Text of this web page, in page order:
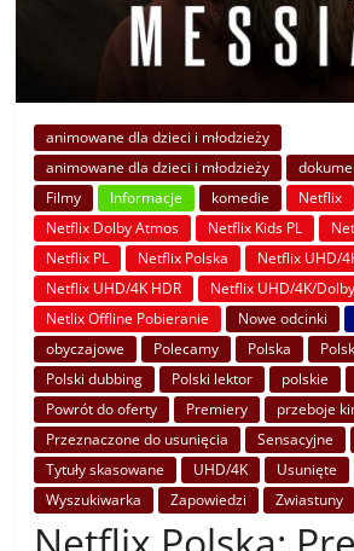
animowane dla dzieci i młodzieży
animowane dla dzieci i młodzieży
Filmy
Informacje komedie
Netflix
Netflix Dolby Atmos
Netflix Kids PL
Netflix PL
Netflix Polska
Netflix UHD/
Netflix UHD/4K HDR
Netflix UHD/4K/
Netlix Offline Pobieranie
Nowe odcinki
obyczajowe
Polecamy Polska
Polski dubbing
Polski lektor polskie
Powrót do oferty
Premiery
przeboje
Przeznaczone do usunięcia
Sensacyjne
Tytuły skasowane
UHD/4K Usunięte
Wyszukiwarka
Zapowiedzi Zwiastuny